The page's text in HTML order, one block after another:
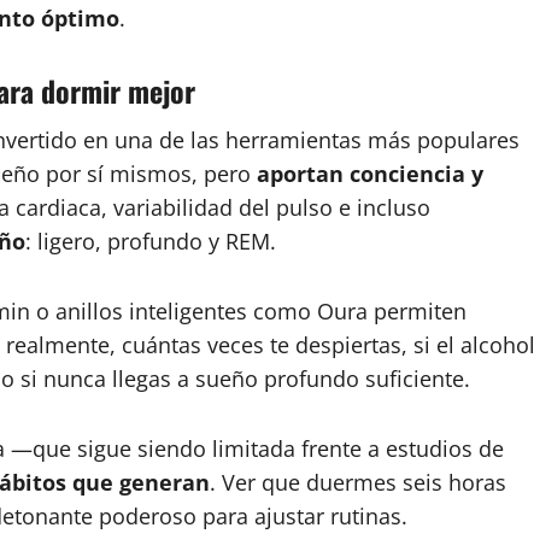
óptimo.
dormir mejor
en una de las herramientas más populares
por sí mismos, pero aportan conciencia y
cardiaca, variabilidad del pulso e incluso
: ligero, profundo y REM.
o anillos inteligentes como Oura permiten
cuántas veces te despiertas, si el alcohol
si nunca llegas a sueño profundo suficiente.
—que sigue siendo limitada frente a estudios de
que generan. Ver que duermes seis horas
poderoso para ajustar rutinas.